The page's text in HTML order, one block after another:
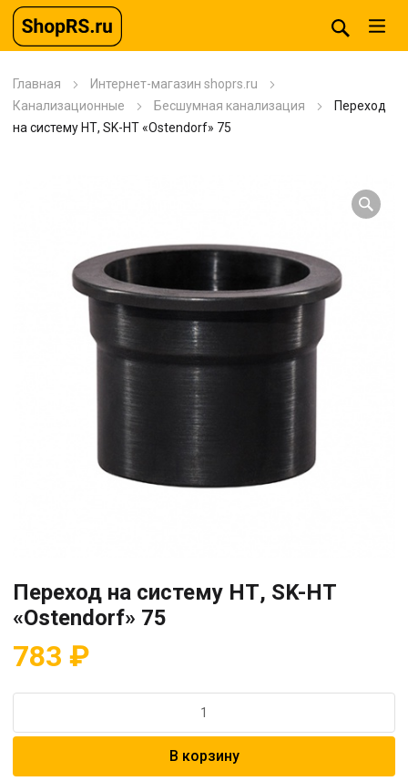
Главная
Интернет-магазин shoprs.ru
Канализационные
Бесшумная канализация
Переход
на систему НТ, SK-HT «Ostendorf» 75
Переход на систему НТ, SK-HT
«Ostendorf» 75
783 ₽
Переход
В корзину